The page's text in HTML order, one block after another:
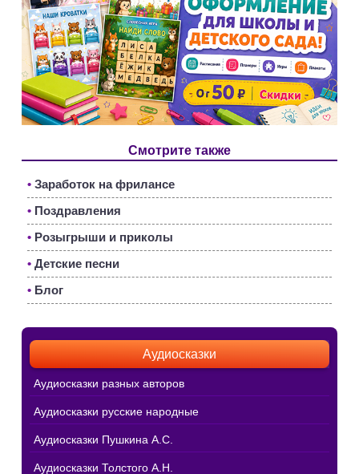
Смотрите также
• Заработок на фрилансе
• Поздравления
• Розыгрыши и приколы
• Детские песни
• Блог
Аудиосказки
Аудиосказки разных авторов
Аудиосказки русские народные
Аудиосказки Пушкина А.С.
Аудиосказки Толстого А.Н.